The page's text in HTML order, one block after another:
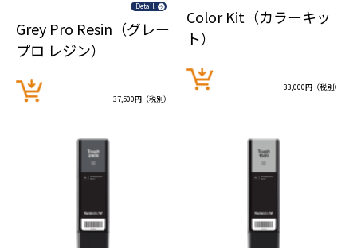
Detail
Grey Pro Resin（グレー
プロ レジン）
37,500円（税別）
Color Kit（カラーキッ
ト）
33,000円（税別）